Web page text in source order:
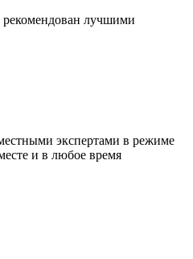
рекомендован лучшими
экспертами в режиме
и в любое время